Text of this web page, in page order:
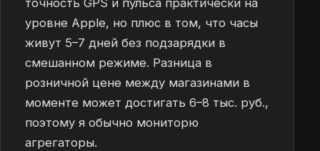
точность GPS и пульса практически на
уровне Apple, но плюс в том, что часы
живут 5–7 дней без подзарядки в
смешанном режиме. Разница в
розничной цене между магазинами в
моменте может достигать 6–8 тыс. руб.,
поэтому я обычно мониторю
агрегаторы.